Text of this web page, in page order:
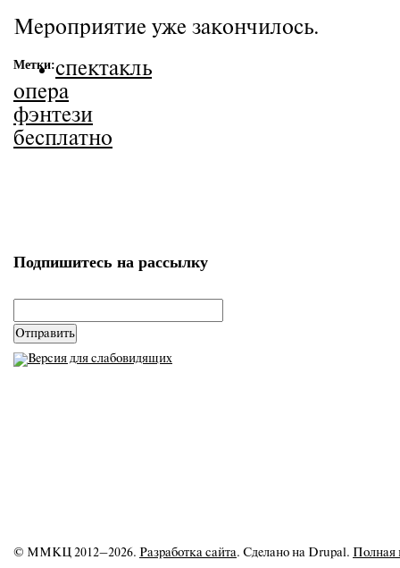
Мероприятие уже закончилось.
Метки:спектакль
опера
фэнтези
бесплатно
Подпишитесь на рассылку
© ММКЦ 2012–2026. Разработка сайта. Сделано на Drupal. Полная